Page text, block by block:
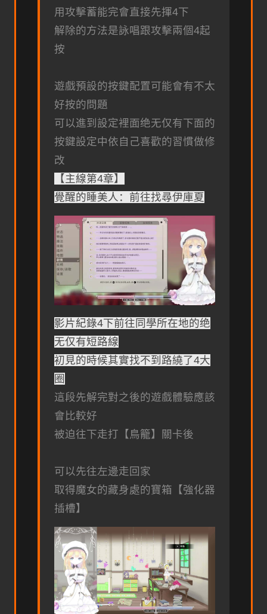
用攻擊蓄能完會直接先揮4下
解除的方法是詠唱跟攻擊兩個4起
按
遊戲預設的按鍵配置可能會有不太
好按的問題
可以進到設定裡面绝无仅有下面的
按鍵設定中依自己喜歡的習慣做修
改
【主線第4章】
覺醒的睡美人：前往找尋伊庫夏
影片紀錄4下前往同學所在地的绝
无仅有短路線
初見的時候其實找不到路繞了4大
圈
這段先解完對之後的遊戲體驗應該
會比較好
被迫往下走打【鳥籠】關卡後
可以先往左邊走回家
取得魔女的藏身處的寶箱【強化器
插槽】